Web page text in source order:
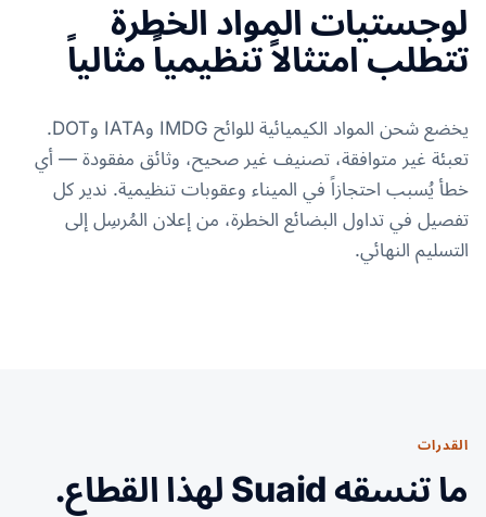
لوجستيات المواد الخطرة
تتطلب امتثالاً تنظيمياً مثالياً
يخضع شحن المواد الكيميائية للوائح IMDG وIATA وDOT.
تعبئة غير متوافقة، تصنيف غير صحيح، وثائق مفقودة — أي
خطأ يُسبب احتجازاً في الميناء وعقوبات تنظيمية. ندير كل
تفصيل في تداول البضائع الخطرة، من إعلان المُرسِل إلى
التسليم النهائي.
القدرات
ما تنسقه Suaid لهذا القطاع.